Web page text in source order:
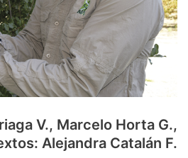
V., Marcelo Horta G.,
Alejandra Catalán F.